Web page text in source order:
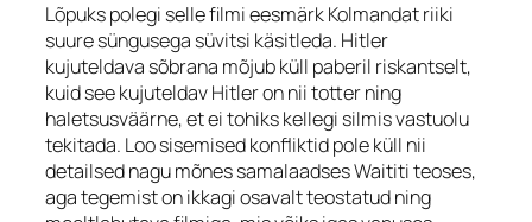
Lõpuks polegi selle filmi eesmärk Kolmandat riiki
suure süngusega süvitsi käsitleda. Hitler
kujuteldava sõbrana mõjub küll paberil riskantselt,
kuid see kujuteldav Hitler on nii totter ning
haletsusväärne, et ei tohiks kellegi silmis vastuolu
tekitada. Loo sisemised konfliktid pole küll nii
detailsed nagu mõnes samalaadses Waititi teoses,
aga tegemist on ikkagi osavalt teostatud ning